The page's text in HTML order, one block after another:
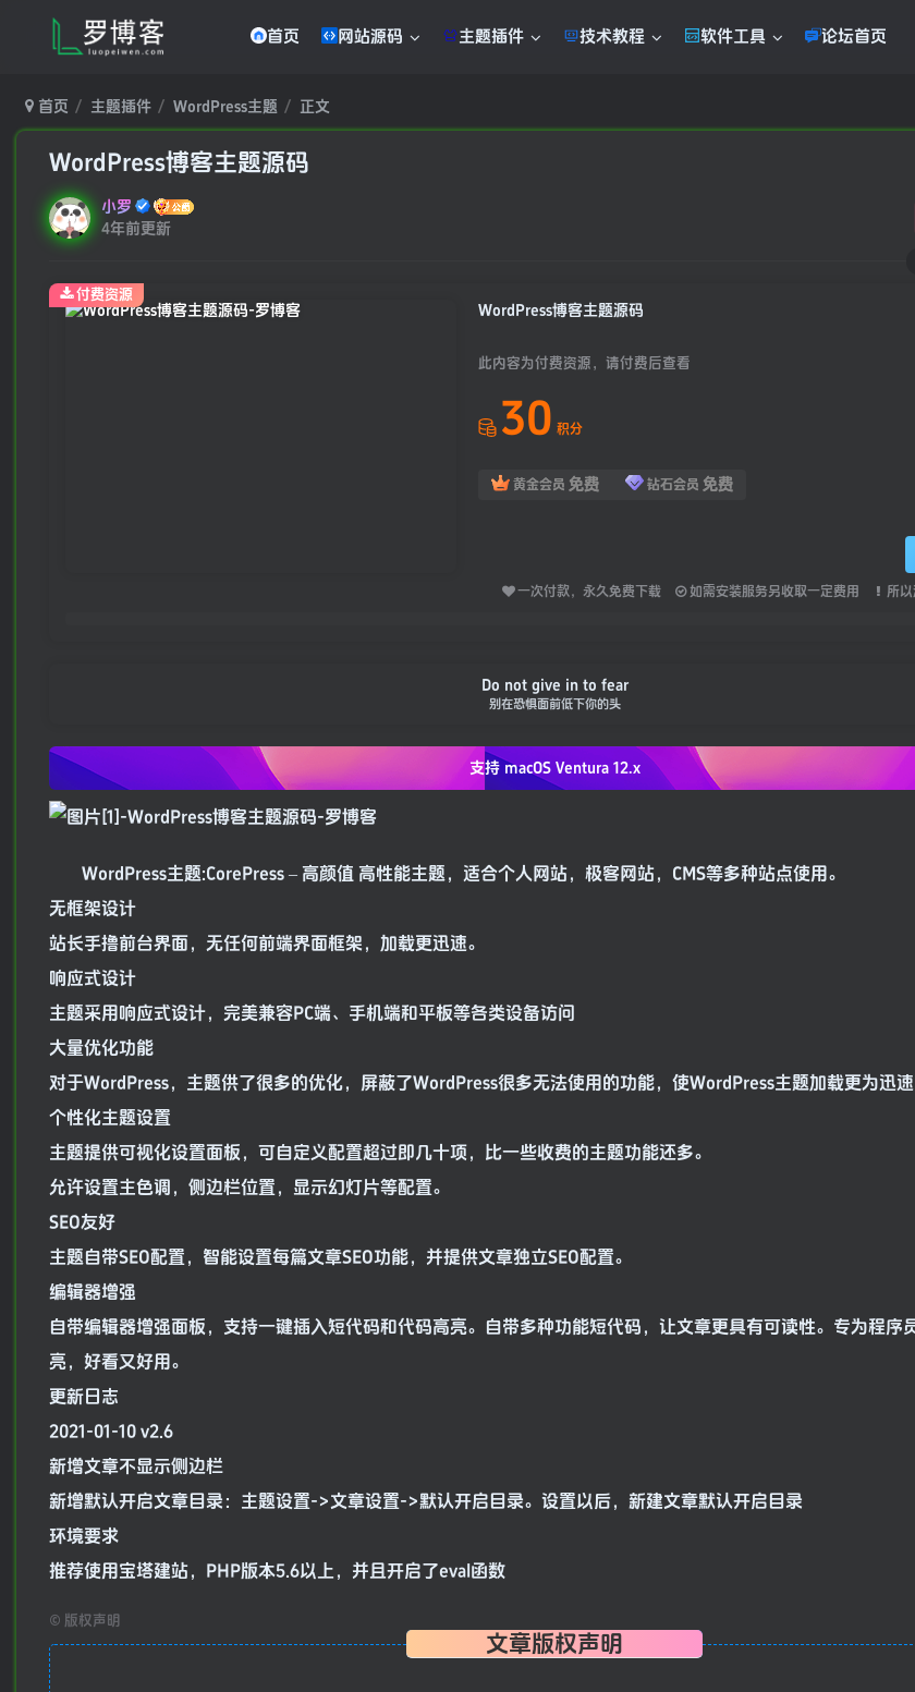
首页 网站源码 主题插件 技术教程 软件工具 论坛首页
首页 主题插件 WordPress主题 正文
WordPress博客主题源码
小罗
4年前更新
WordPress博客主题源码
此内容为付费资源，请付费后查看
30 积分
黄金会员 免费 钻石会员 免费
一次付款，永久免费下载 如需安装服务另收取一定费用 所
付费资源
Do not give in to fear
别在恐惧面前低下你的头
支持 macOSVentura 12.x
WordPress主题:CorePress – 高颜值 高性能主题，适合个人网站，极客网站，CMS等多种站点使用。
无框架设计
站长手撸前台界面，无任何前端界面框架，加载更迅速。
响应式设计
主题采用响应式设计，完美兼容PC端、手机端和平板等各类设备访问
大量优化功能
对于WordPress，主题供了很多的优化，屏蔽了WordPress很多无法使用的功能，使WordPress主题加载更为迅速
个性化主题设置
主题提供可视化设置面板，可自定义配置超过即几十项，比一些收费的主题功能还多。
允许设置主色调，侧边栏位置，显示幻灯片等配置。
SEO友好
主题自带SEO配置，智能设置每篇文章SEO功能，并提供文章独立SEO配置。
编辑器增强
自带编辑器增强面板，支持一键插入短代码和代码高亮。自带多种功能短代码，让文章更具有可读性。专为程序
亮，好看又好用。
更新日志
2021-01-10 v2.6
新增文章不显示侧边栏
新增默认开启文章目录：主题设置->文章设置->默认开启目录。设置以后，新建文章默认开启目录
环境要求
推荐使用宝塔建站，PHP版本5.6以上，并且开启了eval函数
© 版权声明
文章版权声明